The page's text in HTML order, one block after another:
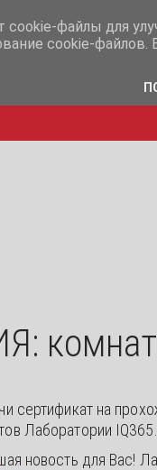
+7-
сертификат на
Лаборатории
новость для Вас!
cookie-файлы для
cookie-